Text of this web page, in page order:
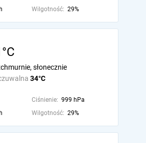
Wilgotność: 29%
34°C
słonecznie
Ciśnienie: 999 hPa
Wilgotność: 29%